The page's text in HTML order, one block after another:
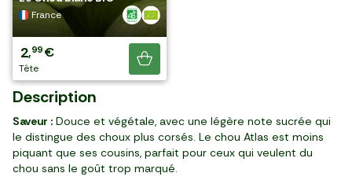
Allemagne
3,49€
pièce
France
2,99€
pièce
France
2,99€
botte
France
2,99€
tête
encore !
Je découvre
Description
Saveur : Douce et végétale, avec une légère note sucrée qui
le distingue des choux plus corsés. Le chou Atlas est moins
piquant que ses cousins, parfait pour ceux qui veulent du
chou sans le goût trop marqué.